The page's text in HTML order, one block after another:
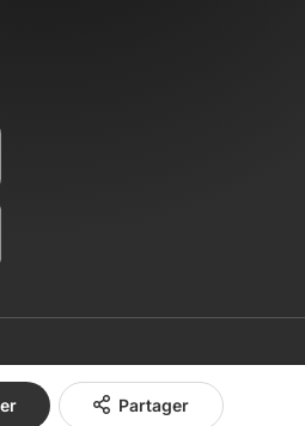
Partager
- Version 7.31.3